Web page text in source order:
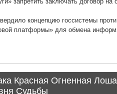
концепцию госсистемы
платформы» для обмена